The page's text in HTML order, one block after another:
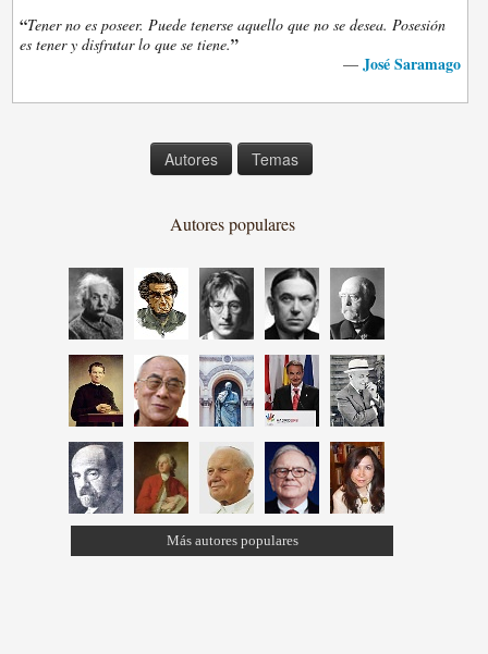
“Tener no es poseer. Puede tenerse aquello que no se desea. Posesión
es tener y disfrutar lo que se tiene.”
— José Saramago
Autores Temas
Autores populares
Más autores populares